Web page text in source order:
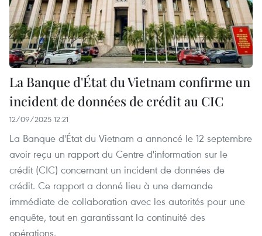
La Banque d'État du Vietnam confirme un
incident de données de crédit au CIC
12/09/2025 12:21
La Banque d'État du Vietnam a annoncé le 12 septembre
avoir reçu un rapport du Centre d'information sur le
crédit (CIC) concernant un incident de données de
crédit. Ce rapport a donné lieu à une demande
immédiate de collaboration avec les autorités pour une
enquête, tout en garantissant la continuité des
opérations.